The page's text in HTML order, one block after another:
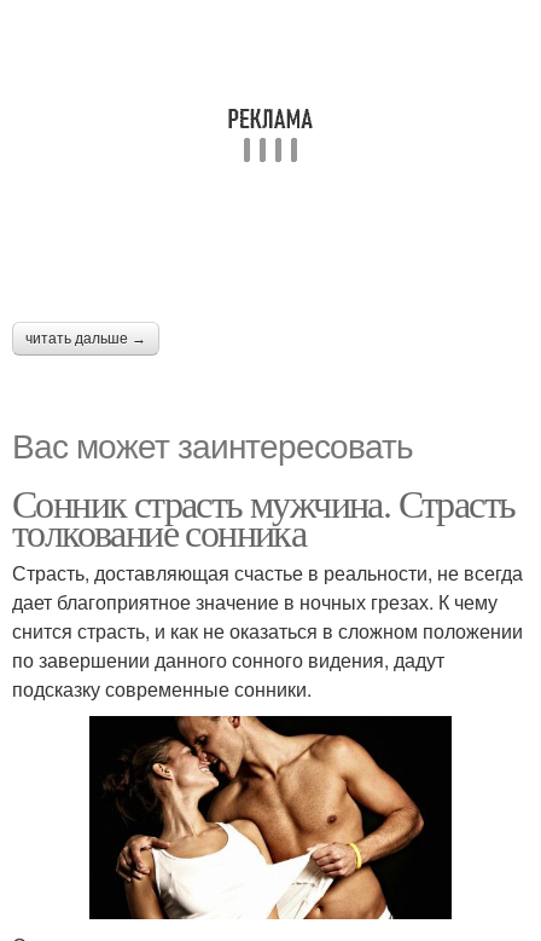
читать дальше →
Вас может заинтересовать
Сонник страсть мужчина. Страсть
толкование сонника
Страсть, доставляющая счастье в реальности, не всегда
дает благоприятное значение в ночных грезах. К чему
снится страсть, и как не оказаться в сложном положении
по завершении данного сонного видения, дадут
подсказку современные сонники.